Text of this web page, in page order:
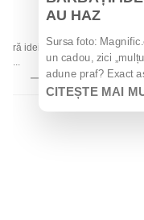
idei
AU HAZ
Sursa foto:
un cadou, zici
adune praf? Exact
CITEȘTE MAI